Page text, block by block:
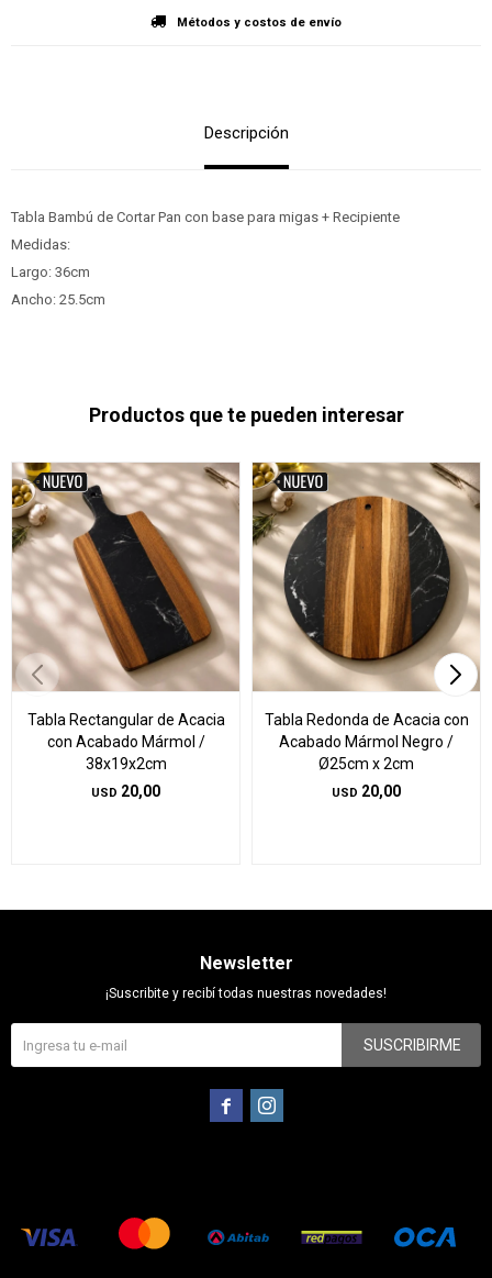
Métodos y costos de envío
Descripción
Tabla Bambú de Cortar Pan con base para migas + Recipiente
Medidas:
Largo: 36cm
Ancho: 25.5cm
Productos que te pueden interesar
Tabla Rectangular de Acacia
con Acabado Mármol /
38x19x2cm
USD 20,00
Tabla Redonda de Acacia con
Acabado Mármol Negro /
Ø25cm x 2cm
USD 20,00
Newsletter
¡Suscribite y recibí todas nuestras novedades!
SUSCRIBIRME
 